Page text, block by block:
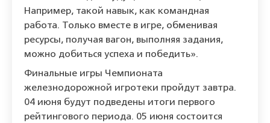
Например, такой навык, как командная
работа. Только вместе в игре, обменивая
ресурсы, получая вагон, выполняя задания,
можно добиться успеха и победить».
Финальные игры Чемпионата
железнодорожной игротеки пройдут завтра.
04 июня будут подведены итоги первого
рейтингового периода. 05 июня состоится